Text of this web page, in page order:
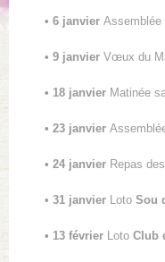
• 6 janvier Assemblée
• 9 janvier Vœux du
• 18 janvier Matinée
• 23 janvier
• 24 janvier Repas
• 31 janvier Loto Sou
• 13 février Loto Club